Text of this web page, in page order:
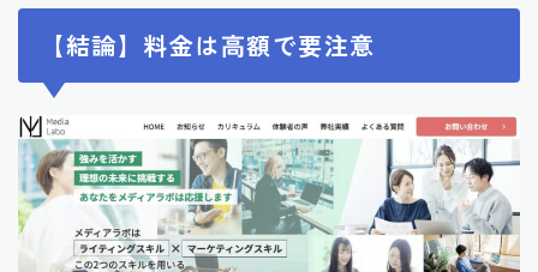
【結論】料金は高額で要注意